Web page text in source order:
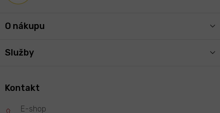
O nákupu
Služby
Kontakt